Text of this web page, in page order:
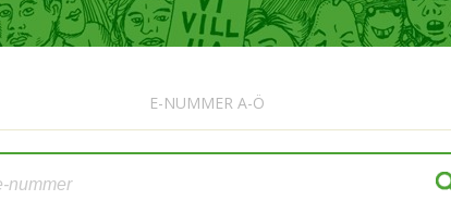
E-NUMMER A-Ö